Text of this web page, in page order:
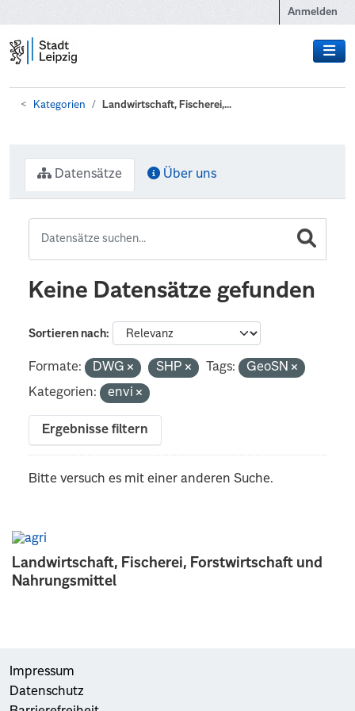
Anmelden
Kategorien Landwirtschaft, Fischerei,...
Landwirtschaft, Fischerei, Forstwirtschaft und
Nahrungsmittel
Datensätze Über uns
Keine Datensätze gefunden
Sortieren nach
Formate: DWG SHP Tags:
GeoSN
Kategorien:
envi
Ergebnisse filtern
Bitte versuch es mit einer anderen Suche.
Impressum
Datenschutz